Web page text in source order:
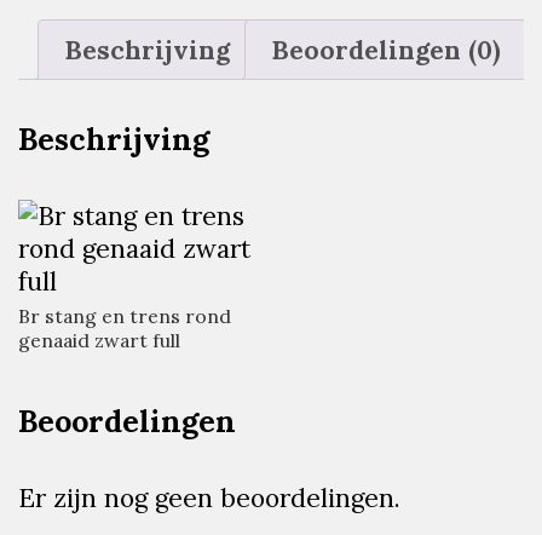
Beschrijving Beoordelingen (0)
Beschrijving
Br stang en trens rond
genaaid zwart full
Beoordelingen
Er zijn nog geen beoordelingen.